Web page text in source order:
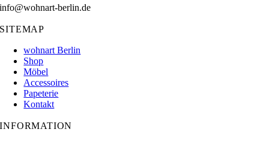
info@wohnart-berlin.de
SITEMAP
wohnart Berlin
Shop
Möbel
Accessoires
Papeterie
Kontakt
INFORMATION